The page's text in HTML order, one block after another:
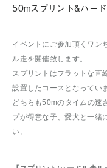
50mスプリント&ハー
イベントにご参加頂くワン
ル走を開催致します。
スプリントはフラットな直
設置したコースとなってい
どちらも50mのタイムの速
プが得意な子、愛犬と一緒
い。